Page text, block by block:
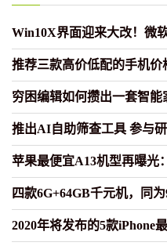
Win10X界面迎来大改！微
推荐三款高价低配的手机价
穷困编辑如何攒出一套智能
推出AI自助筛查工具 参与
苹果最便宜A13机型再曝光
四款6G+64GB千元机，同
2020年将发布的5款iPhone